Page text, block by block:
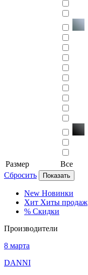
Размер
Все
Сбросить
Показать
New Новинки
Хит Хиты продаж
% Скидки
Производители
8 марта
DANNI